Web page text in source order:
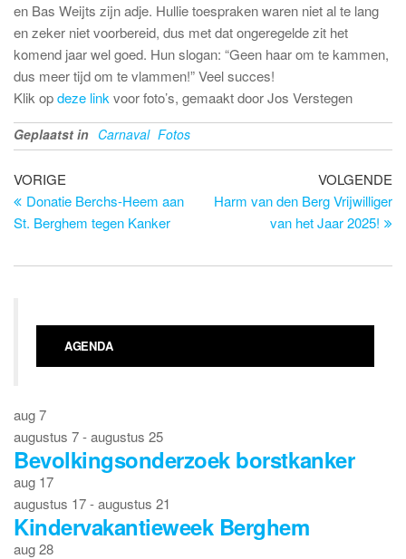
en Bas Weijts zijn adje. Hullie toespraken waren niet al te lang
en zeker niet voorbereid, dus met dat ongeregelde zit het
komend jaar wel goed. Hun slogan: “Geen haar om te kammen,
dus meer tijd om te vlammen!” Veel succes!
Klik opdeze link voor foto’s, gemaakt door Jos Verstegen
Geplaatst in Carnaval Fotos
Bericht
navigatie
Vorig
bericht
VORIGE
Donatie Berchs-Heem aan
St. Berghem tegen Kanker
VOLGENDE
Harm van den Berg Vrijwilliger
van het Jaar 2025!
AGENDA
aug7
augustus 7-augustus 25
Bevolkingsonderzoek borstkanker
aug 17
augustus 17-augustus 21
Kindervakantieweek Berghem
aug28